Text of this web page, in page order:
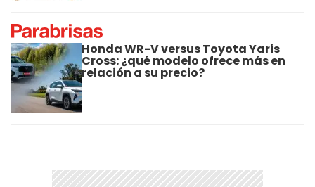
Honda WR-V versus Toyota Yaris
Cross: ¿qué modelo ofrece más en
relación a su precio?